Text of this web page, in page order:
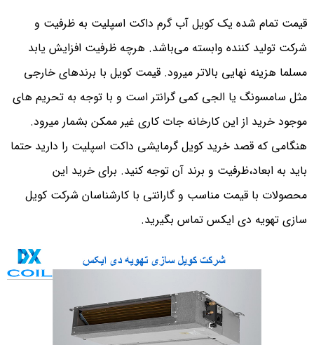
قیمت تمام شده یک کویل آب گرم داکت اسپلیت به ظرفیت و
شرکت تولید کننده وابسته می‌باشد. هرچه ظرفیت افزایش یابد
مسلما هزینه نهایی بالاتر میرود. قیمت کویل‌ با برندهای خارجی
مثل سامسونگ یا الجی کمی گرانتر است و با توجه به تحریم های
موجود خرید از این کارخانه جات کاری غیر ممکن بشمار میرود.
هنگامی که قصد خرید کویل گرمایشی داکت اسپلیت را دارید حتما
باید به ابعاد،ظرفیت و برند آن توجه کنید. برای خرید این
محصولات با قیمت مناسب و گارانتی با کارشناسان شرکت کویل
سازی تهویه دی ایکس تماس بگیرید.